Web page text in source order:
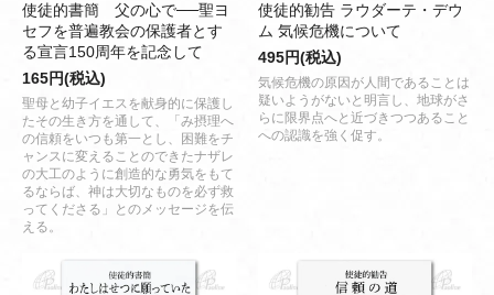
使徒的書簡 父の心で──聖ヨ
セフを普遍教会の保護者とす
る宣言150周年を記念して
165円(税込)
聖母と幼子イエスを献身的に保護し
たその生き方を通して、「み摂理へ
の信頼をいつも第一とし、困難をチ
ャンスに変えることのできたナザレ
の大工のように創造的な勇気をもて
るならば、神は大切なものを必ず救
ってくださる」とのメッセージを伝
える。
使徒的勧告 ラウダーテ・デウ
ム 気候危機について
495円(税込)
気候危機の原因が人間であることは
疑いようがないと明言し、地球がさ
らに限界点へと近づきつつあること
への認識を強く促す。